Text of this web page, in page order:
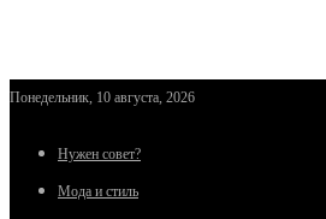
Понедельник, 10 августа, 2026
Нужен совет?
Мода и стиль